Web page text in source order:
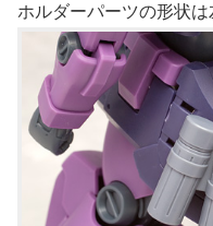
ホルダーパーツの形状は